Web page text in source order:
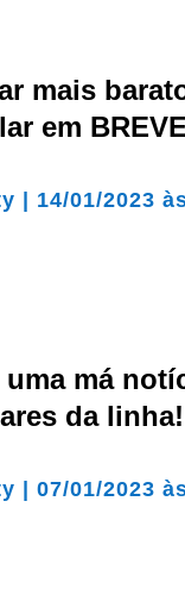
mais
em
| 14/01/2023
má
da linha!
|07/01/2023